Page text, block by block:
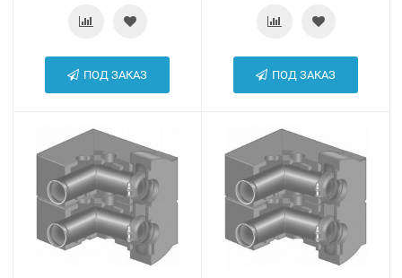
ПОД ЗАКАЗ ПОД ЗАКАЗ